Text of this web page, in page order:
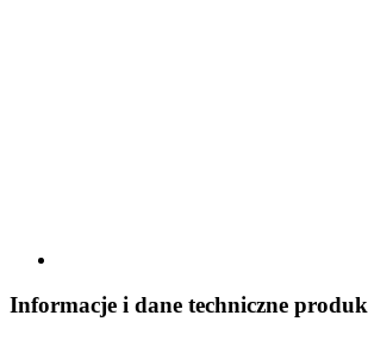
Informacje i dane techniczne